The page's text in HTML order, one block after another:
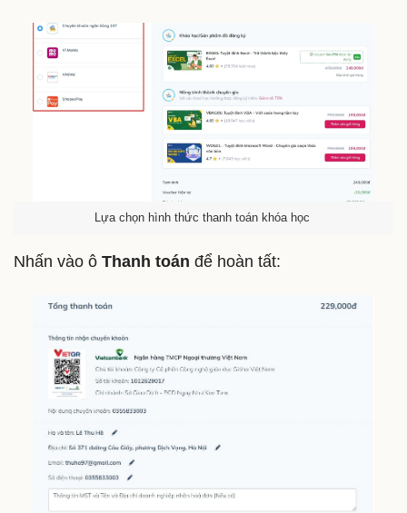
Lựa chọn hình thức thanh toán khóa học
Nhấn vào ô Thanh toán để hoàn tất: